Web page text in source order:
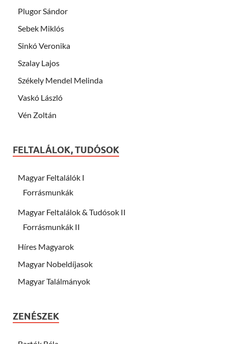
Plugor Sándor
Sebek Miklós
Sinkó Veronika
Szalay Lajos
Székely Mendel Melinda
Vaskó László
Vén Zoltán
FELTALÁLOK, TUDÓSOK
Magyar Feltalálók I
Forrásmunkák
Magyar Feltalálok & Tudósok II
Forrásmunkák II
Híres Magyarok
Magyar Nobeldíjasok
Magyar Találmányok
ZENÉSZEK